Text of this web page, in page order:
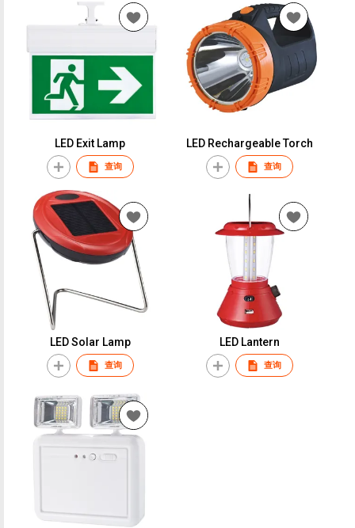
LED Exit Lamp
查询
LED Rechargeable Torch
查询
LED Solar Lamp
查询
LED Lantern
查询